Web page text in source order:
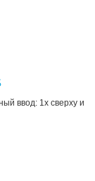
ввод: 1х сверху и